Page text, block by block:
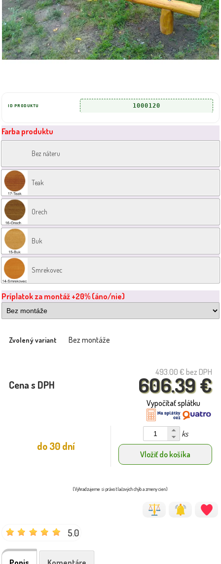
ID PRODUKTU 1000120
Farba produktu
Bez náteru
Teak
Orech
Buk
Smrekovec
Príplatok za montáž +20% (áno/nie)
Zvolený variant Bez montáže
493.00 € bez DPH
606.39 €
Cena s DPH
Vypočítať splátku
do 30 dní
ks
Vložiť do košíka
(Vyhradzujeme si právo tlačových chýb a zmeny cien)
5.0